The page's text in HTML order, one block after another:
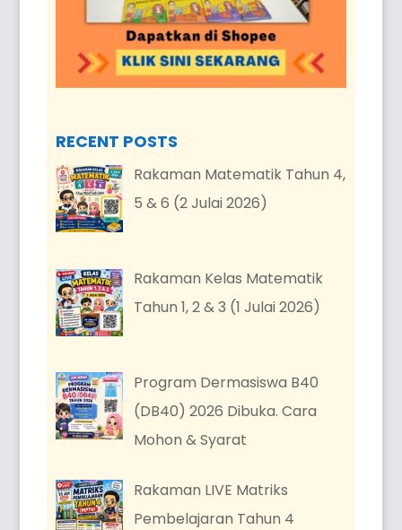
RECENT POSTS
Rakaman Matematik Tahun 4,
5 & 6 (2 Julai 2026)
Rakaman Kelas Matematik
Tahun 1, 2 & 3 (1 Julai 2026)
Program Dermasiswa B40
(DB40) 2026 Dibuka. Cara
Mohon & Syarat
Rakaman LIVE Matriks
Pembelajaran Tahun 4